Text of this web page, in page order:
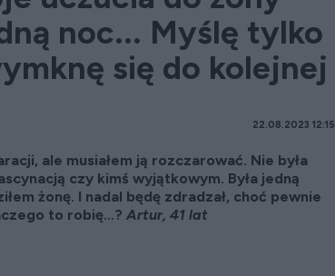
noc... Myślę tylko
się do kolejnej
22.08.2023 12:15
ale musiałem ją rozczarować. Nie była
czy kimś wyjątkowym. Była jedną
żonę. I nadal będę zdradzał, choć pewnie
to robię...? Artur, 41 lat